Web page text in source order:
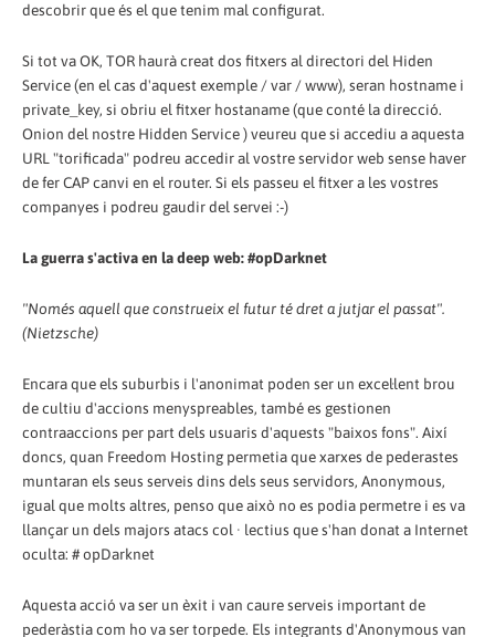
descobrir que és el que tenim mal configurat.
Si tot va OK, TOR haurà creat dos fitxers al directori del Hiden
Service (en el cas d'aquest exemple / var / www), seran hostname i
private_key, si obriu el fitxer hostaname (que conté la direcció.
Onion del nostre Hidden Service ) veureu que si accediu a aquesta
URL "torificada" podreu accedir al vostre servidor web sense haver
de fer CAP canvi en el router. Si els passeu el fitxer a les vostres
companyes i podreu gaudir del servei :-)
La guerra s'activa en la deep web: #opDarknet
"Només aquell que construeix el futur té dret a jutjar el passat".
(Nietzsche)
Encara que els suburbis i l'anonimat poden ser un excel·lent brou
de cultiu d'accions menyspreables, també es gestionen
contraaccions per part dels usuaris d'aquests "baixos fons". Així
doncs, quan Freedom Hosting permetia que xarxes de pederastes
muntaran els seus serveis dins dels seus servidors, Anonymous,
igual que molts altres, penso que això no es podia permetre i es va
llançar un dels majors atacs col · lectius que s'han donat a Internet
oculta: # opDarknet
Aquesta acció va ser un èxit i van caure serveis important de
pederàstia com ho va ser torpede. Els integrants d'Anonymous van